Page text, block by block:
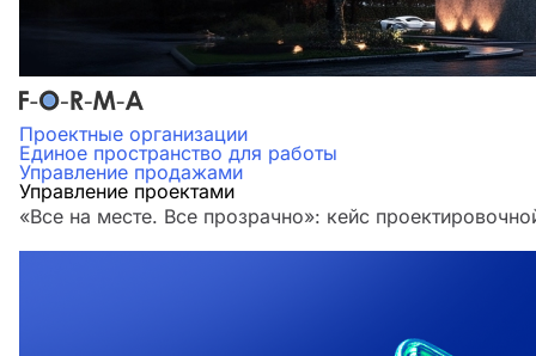
Проектные организации
Единое пространство для работы
Управление продажами
Управление проектами
«Все на месте. Все прозрачно»: кейс